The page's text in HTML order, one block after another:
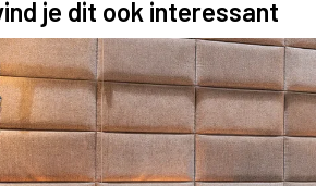
je dit ook interessant